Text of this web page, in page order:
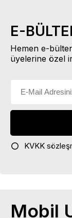
E-
Hemen e-
üyelerine özel
KVKK
Mobil